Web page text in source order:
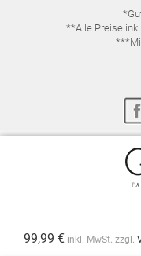
99,99 € inkl. MwSt. zzgl.
**Alle Preise
FAQ
VERTRAG